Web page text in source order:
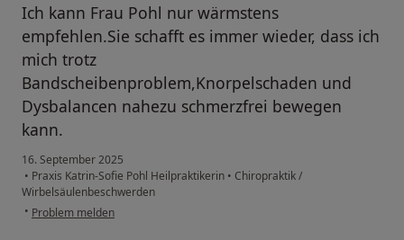
Ich kann Frau Pohl nur wärmstens
empfehlen.Sie schafft es immer wieder, dass ich
mich trotz
Bandscheibenproblem,Knorpelschaden und
Dysbalancen nahezu schmerzfrei bewegen
kann.
16. September 2025
• Praxis Katrin-Sofie Pohl Heilpraktikerin • Chiropraktik /
Wirbelsäulenbeschwerden
• Problem melden